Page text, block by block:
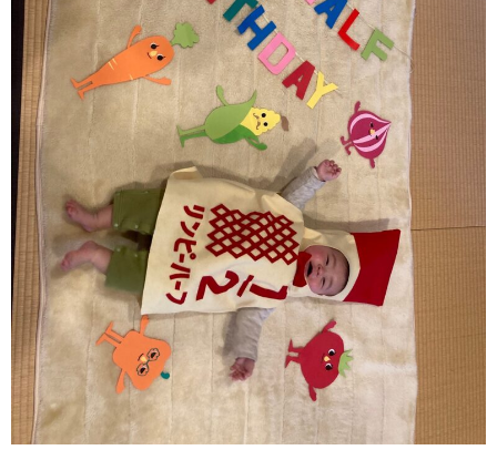
『焼け石に水』とは知りつつ、ただ見過ごすわけにもいかず…
本当に偏った天気。 沖縄では大雨被害、九州山地を隔てた太
平洋側の宮崎県などは雨と曇りの日ばかりと聞きます。
毎日のように空を見上げます。 『嬉野の空』と違うのです。
この澄んだ、宇宙を見てるようなブルーはまさに『カリフォル
ニアブルー』。
行ったことはありませんが…
疲弊しそうな心を癒すのはやはり『孫』
しかしお客様との年に一度の逢瀬の機会、畑への未練を断ち切
り上って参りました。
イベント事務局さんも心機一転、勝負を掛けて広報活動された
とのこと、入場者数は昨年の5割増し
凄い!!
お陰様で賑わっています!!